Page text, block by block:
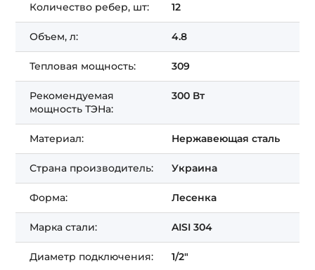
Количество ребер, шт: 12
Объем, л: 4.8
Тепловая мощность: 309
Рекомендуемая
мощность ТЭНа:
300 Вт
Материал: Нержавеющая сталь
Страна производитель: Украина
Форма: Лесенка
Марка стали: AISI 304
Диаметр подключения: 1/2" Получить СКИДКУ!